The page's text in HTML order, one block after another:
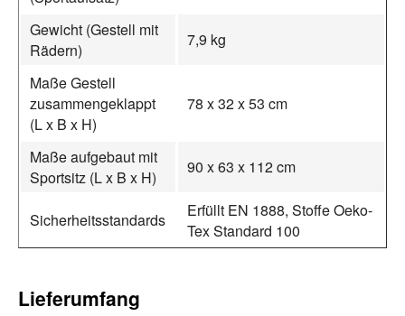
Gewicht (Gestell mit
Rädern)
7,9 kg
Maße Gestell
zusammengeklappt
(L x B x H)
78 x 32 x 53 cm
Maße aufgebaut mit
Sportsitz (L x B x H)
90 x 63 x 112 cm
Sicherheitsstandards
Erfüllt EN 1888, Stoffe Oeko-
Tex Standard 100
Lieferumfang